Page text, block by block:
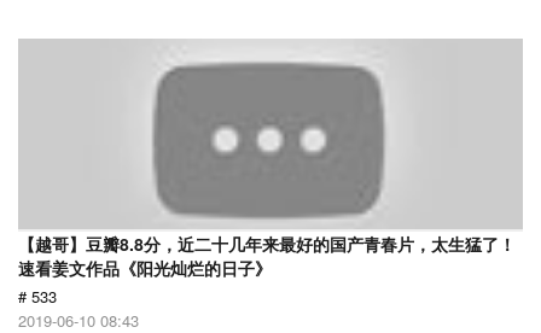
【越哥】豆瓣8.8分，近二十几年来最好的国产青春片，太生猛了！
速看姜文作品《阳光灿烂的日子》
# 533
2019-06-10 08:43